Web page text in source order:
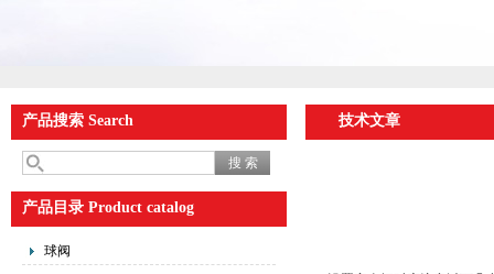
产品搜索 Search
产品目录 Product catalog
球阀
技术文章